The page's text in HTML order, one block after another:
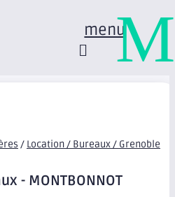
menu
/ Location / Bureaux / Grenoble
- MONTBONNOT
M